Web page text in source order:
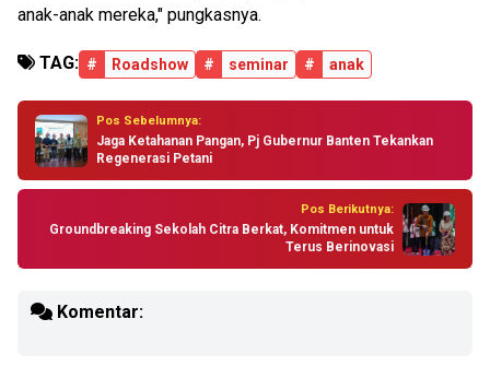
anak-anak mereka," pungkasnya.
TAG: # Roadshow # seminar # anak
Pos Sebelumnya:
Jaga Ketahanan Pangan, Pj Gubernur Banten Tekankan
Regenerasi Petani
Pos Berikutnya:
Groundbreaking Sekolah Citra Berkat, Komitmen untuk
Terus Berinovasi
Komentar: